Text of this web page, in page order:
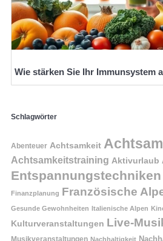
Wie stärken Sie Ihr Immunsystem
Schlagwörter
Abenteuer Achtsamkeit
Achtsamkeitstraining Aktivurlaub
Entspannungstechniken
Finanzplanung Französische
Gesunde Gewohnheiten Italienische Alpen
Kulturveranstaltungen Live-
Musikveranstaltungen Nachhaltigkeit